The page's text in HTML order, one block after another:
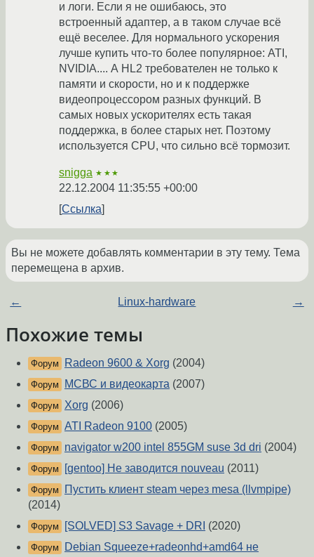
и логи. Если я не ошибаюсь, это
встроенный адаптер, а в таком случае всё
ещё веселее. Для нормального ускорения
лучше купить что-то более популярное: ATI,
NVIDIA.... А HL2 требователен не только к
памяти и скорости, но и к поддержке
видеопроцессором разных функций. В
самых новых ускорителях есть такая
поддержка, в более старых нет. Поэтому
используется CPU, что сильно всё тормозит.
snigga ★★★
22.12.2004 11:35:55 +00:00
Ссылка
Вы не можете добавлять комментарии в эту тему. Тема
перемещена в архив.
← Linux-hardware →
Похожие темы
Форум Radeon 9600 & Xorg (2004)
Форум МСВС и видеокарта (2007)
Форум Xorg (2006)
Форум ATI Radeon 9100 (2005)
Форум navigator w200 intel 855GM suse 3d dri (2004)
Форум [gentoo] Не заводится nouveau (2011)
Форум
Пустить клиент steam через mesa (llvmpipe)
(2014)
Форум [SOLVED] S3 Savage + DRI (2020)
Форум
Debian Squeeze+radeonhd+amd64 не